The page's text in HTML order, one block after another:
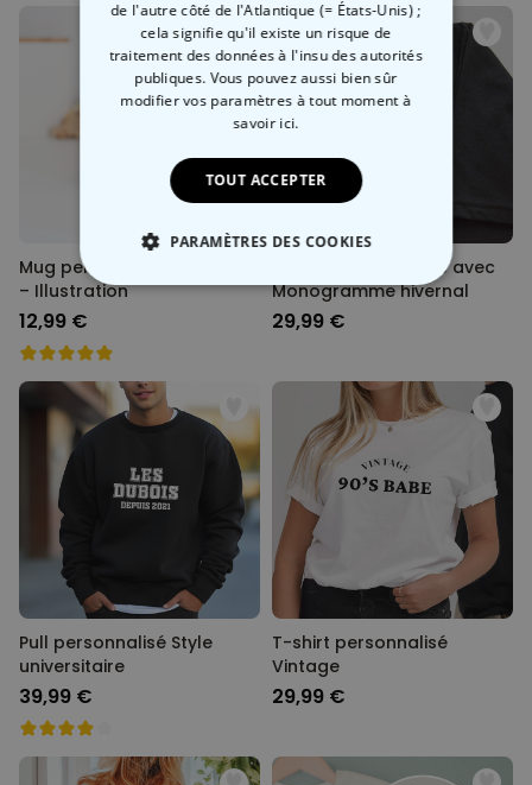
Mug personnalisé 2 amies
– Illustration
12,99 €
T-shirt personnalisé avec
Monogramme hivernal
29,99 €
Pull personnalisé Style
universitaire
39,99 €
T-shirt personnalisé
Vintage
29,99 €
de l'autre côté de l'Atlantique (= États-Unis) ;
cela signifie qu'il existe un risque de
traitement des données à l'insu des autorités
publiques. Vous pouvez aussi bien sûr
modifier vos paramètres à tout momentà
savoir ici.
TOUT ACCEPTER
PARAMÈTRES DES COOKIES
STRICTEMENT NÉCESSAIRE
COMMERCIALISATION
NON CLASSÉ